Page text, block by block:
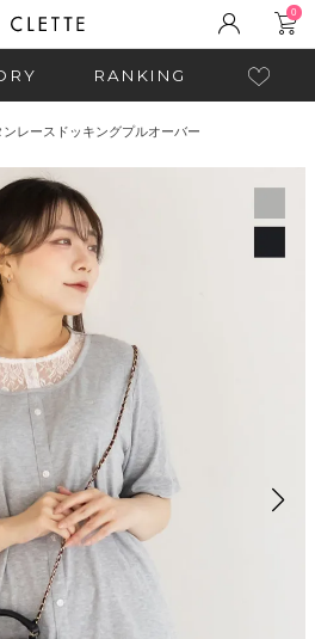
0
RANKING
ンレースドッキングプルオーバー